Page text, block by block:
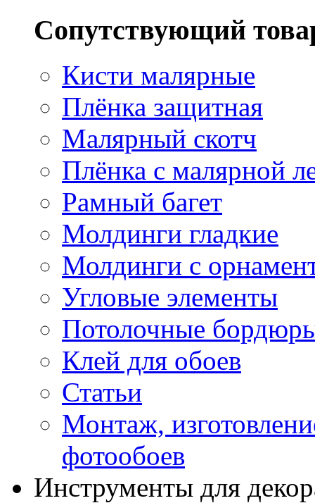
Сопутствующий
Кисти малярные
Плёнка защитная
Малярный скотч
Плёнка с малярной
Рамный багет
Молдинги гладкие
Молдинги с
Угловые элементы
Потолочные
Клей для обоев
Статьи
Монтаж,
фотообоев
Инструменты для